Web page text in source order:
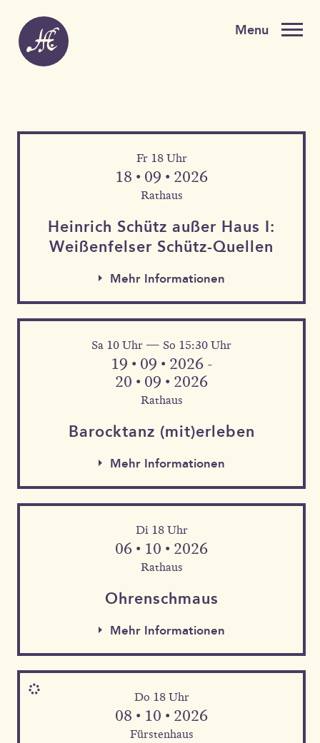
Fr 18 Uhr
18 • 09 • 2026
Rathaus
Heinrich Schütz außer Haus I:
Weißen­felser Schütz-Quellen
Mehr Informationen
Mehr Informationen
Sa 10 Uhr — So 15:30 Uhr
19 • 09 • 2026 -
20 • 09 • 2026
Rathaus
Barock­tanz (mit)erleben
Mehr Informationen
Mehr Informationen
Di 18 Uhr
06 • 10 • 2026
Rathaus
Ohren­schmaus
Mehr Informationen
Do 18 Uhr
08 • 10 • 2026
Fürstenhaus